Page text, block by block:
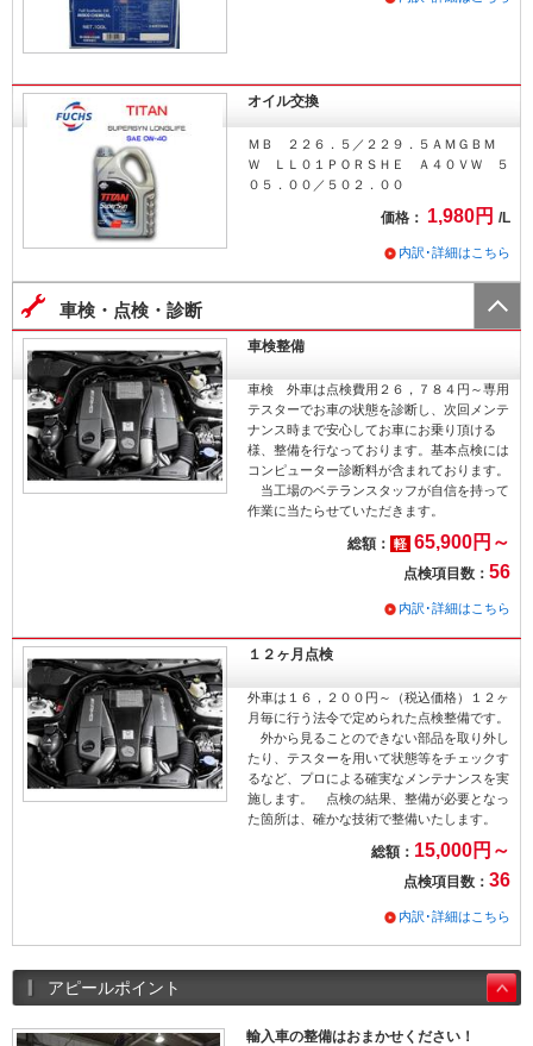
オイル交換
ＭＢ ２２６．５／２２９．５ＡＭＧＢＭ
Ｗ ＬＬ０１ＰＯＲＳＨＥ Ａ４０ＶＷ ５
０５．００／５０２．００
価格： 1,980円 /L
内訳･詳細はこちら
車検・点検・診断
車検整備
車検 外車は点検費用２６，７８４円～専用
テスターでお車の状態を診断し、次回メンテ
ナンス時まで安心してお車にお乗り頂ける
様、整備を行なっております。基本点検には
コンピューター診断料が含まれております。
当工場のベテランスタッフが自信を持って
作業に当たらせていただきます。
総額： 軽 65,900円～
点検項目数： 56
内訳･詳細はこちら
１２ヶ月点検
外車は１６，２００円～（税込価格）１２ヶ
月毎に行う法令で定められた点検整備です。
外から見ることのできない部品を取り外し
たり、テスターを用いて状態等をチェックす
るなど、プロによる確実なメンテナンスを実
施します。 点検の結果、整備が必要となっ
た箇所は、確かな技術で整備いたします。
総額： 15,000円～
点検項目数： 36
内訳･詳細はこちら
アピールポイント
輸入車の整備はおまかせください！